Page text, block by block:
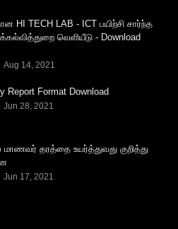
HI TECH LAB - ICT பயிற்சி சார்ந்த
வெளியீடு - Download
Aug 14, 2021
Report Format Download
Jun 28, 2021
மாணவர் தரத்தை உயர்த்துவது குறித்து
Jun 17, 2021